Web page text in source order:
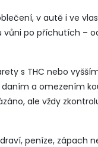
v autě i ve
vůni po příchutích –
s THC nebo
a omezením
ale vždy
peníze, zápach